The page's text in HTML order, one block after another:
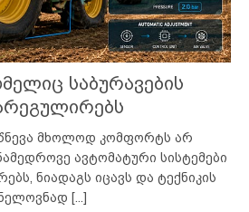
საბურავების
მხოლოდ კომფორტს არ
ავტომატური სისტემები
ნიადაგს იცავს და ტექნიკის
[...]